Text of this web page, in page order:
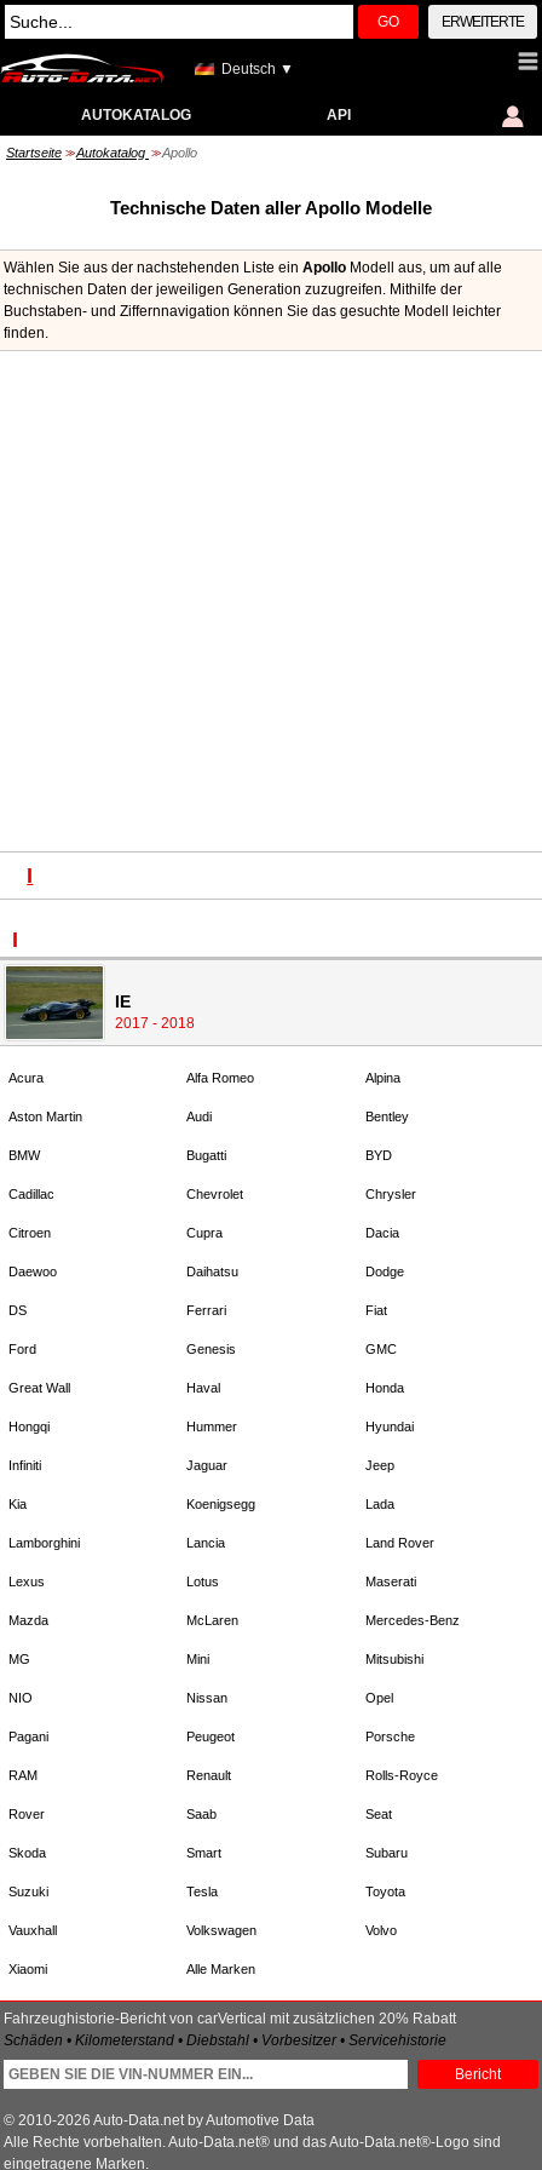
GO ERWEITERTE
Deutsch ▼
AUTOKATALOG API
Startseite >> Autokatalog >> Apollo
Technische Daten aller Apollo Modelle
Wählen Sie aus der nachstehenden Liste ein Apollo Modell aus, um auf alle
technischen Daten der jeweiligen Generation zuzugreifen. Mithilfe der
Buchstaben- und Ziffernnavigation können Sie das gesuchte Modell leichter
finden.
I
I
IE
2017 - 2018
Acura Alfa Romeo Alpina
Aston Martin Audi Bentley
BMW Bugatti BYD
Cadillac Chevrolet Chrysler
Citroen Cupra Dacia
Daewoo Daihatsu Dodge
DS Ferrari Fiat
Ford Genesis GMC
Great Wall Haval Honda
Hongqi Hummer Hyundai
Infiniti Jaguar Jeep
Kia Koenigsegg Lada
Lamborghini Lancia Land Rover
Lexus Lotus Maserati
Mazda McLaren Mercedes-Benz
MG Mini Mitsubishi
NIO Nissan Opel
Pagani Peugeot Porsche
RAM Renault Rolls-Royce
Rover Saab Seat
Skoda Smart Subaru
Suzuki Tesla Toyota
Vauxhall Volkswagen Volvo
Xiaomi Alle Marken
Fahrzeughistorie-Bericht von carVertical mit zusätzlichen 20% Rabatt
Schäden • Kilometerstand • Diebstahl • Vorbesitzer • Servicehistorie
Bericht
© 2010-2026 Auto-Data.net by Automotive Data
Alle Rechte vorbehalten. Auto-Data.net® und das Auto-Data.net®-Logo sind
eingetragene Marken.